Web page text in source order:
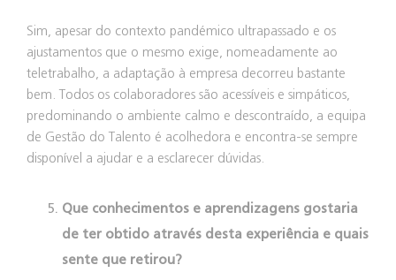
Sim, apesar do contexto pandémico ultrapassado e os
ajustamentos que o mesmo exige, nomeadamente ao
teletrabalho, a adaptação à empresa decorreu bastante
bem. Todos os colaboradores são acessíveis e simpáticos,
predominando o ambiente calmo e descontraído, a equipa
de Gestão do Talento é acolhedora e encontra-se sempre
disponível a ajudar e a esclarecer dúvidas.
Que conhecimentos e aprendizagens gostaria
de ter obtido através desta experiência e quais
sente que retirou?